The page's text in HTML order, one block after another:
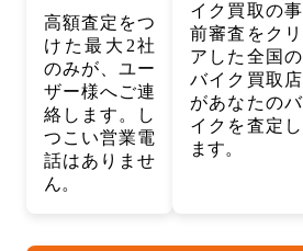
高額査定をつ
けた最大2社
のみが、ユー
ザー様へご連
絡します。し
つこい営業電
話はありませ
ん。
イク買取の事
前審査をクリ
アした全国の
バイク買取店
があなたのバ
イクを査定し
ます。